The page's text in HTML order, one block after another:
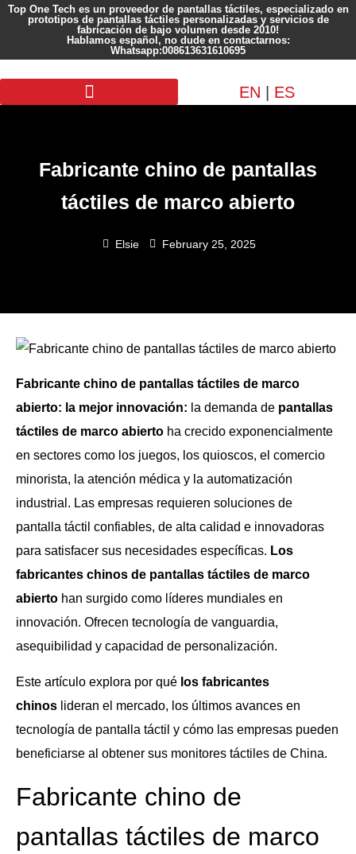
Top One Tech es un proveedor de pantallas táctiles, especializado en
prototipos de pantallas táctiles personalizadas y servicios de
fabricación de bajo volumen desde 2010!
Hablamos español, no dude en contactarnos:
Whatsapp:008613631610695
EN ES
Fabricante chino de pantallas
táctiles de marco abierto
Elsie February 25, 2025
Fabricante chino de pantallas táctiles de marco
abierto: la mejor innovación: la demanda de pantallas
táctiles de marco abierto ha crecido exponencialmente
en sectores como los juegos, los quioscos, el comercio
minorista, la atención médica y la automatización
industrial. Las empresas requieren soluciones de
pantalla táctil confiables, de alta calidad e innovadoras
para satisfacer sus necesidades específicas. Los
fabricantes chinos de pantallas táctiles de marco
abierto han surgido como líderes mundiales en
innovación. Ofrecen tecnología de vanguardia,
asequibilidad y capacidad de personalización.
Este artículo explora por qué los fabricantes
chinos lideran el mercado, los últimos avances en
tecnología de pantalla táctil y cómo las empresas pueden
beneficiarse al obtener sus monitores táctiles de China.
Fabricante chino de
pantallas táctiles de marco